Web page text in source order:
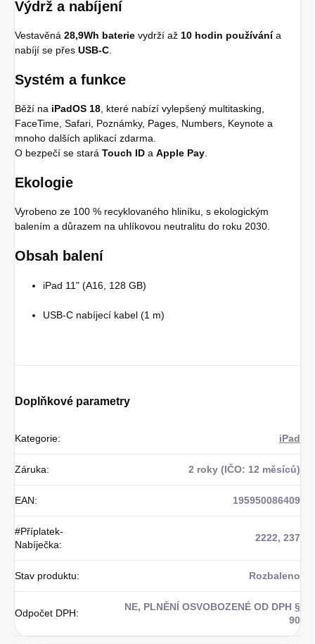
Výdrž a nabíjení
Vestavěná 28,9Wh baterie vydrží až 10 hodin používánía
nabíjí se přes USB-C.
Systém a funkce
Běží na iPadOS 18, které nabízí vylepšený multitasking,
FaceTime, Safari, Poznámky, Pages, Numbers, Keynote a
mnoho dalších aplikací zdarma.
O bezpečí se stará Touch ID a Apple Pay.
Ekologie
Vyrobeno ze 100 % recyklovaného hliníku, s ekologickým
balením a důrazem na uhlíkovou neutralitu do roku 2030.
Obsah balení
iPad 11" (A16, 128 GB)
USB-C nabíjecí kabel (1 m)
Doplňkové parametry
Kategorie: iPad
Záruka: 2 roky (IČO: 12 měsíců)
EAN: 195950086409
#Příplatek-
Nabíječka:
2222, 237
Stav produktu: Rozbaleno
Odpočet DPH:
NE, PLNĚNÍ OSVOBOZENÉ OD DPH §
90